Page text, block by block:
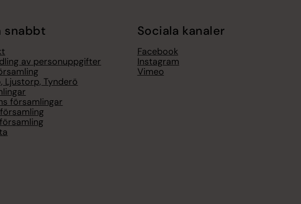
snabbt
av personuppgifter
Ljustorp, Tynderö
församlingar
Sociala kanaler
Facebook
Instagram
Vimeo